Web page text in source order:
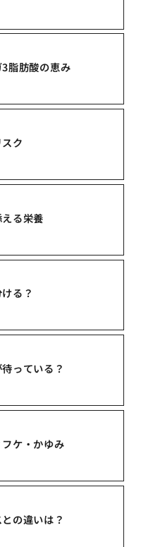
脂肪酸の恵み
ク
る栄養
る？
っている？
ケ・かゆみ
の違いは？